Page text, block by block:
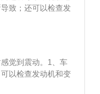
爱车；5、座椅固
在驾驶车辆的过程
安全隐患。
致；还可以检查发
有问题：汽车怠速
向机有关系。当方
卸压或助力油内有
速不高且车身有明
老旧等原因引起变
80-90km/h左右出
觉到震动。1、车
以检查发动机和变
裂，螺钉是否松